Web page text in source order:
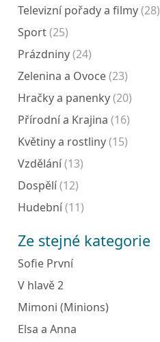
Televizní pořady a filmy(28)
Sport(25)
Prázdniny(24)
Zelenina a Ovoce(23)
Hračky a panenky(20)
Přírodní a Krajina (16)
Květiny a rostliny(15)
Vzdělání(13)
Dospělí(12)
Hudební(11)
Ze stejné kategorie
Sofie První
V hlavě 2
Mimoni (Minions)
Elsa a Anna